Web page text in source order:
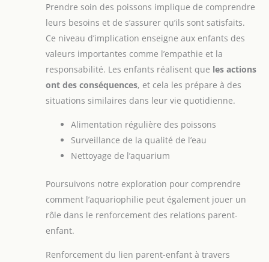
Prendre soin des poissons implique de comprendre
leurs besoins et de s’assurer qu’ils sont satisfaits.
Ce niveau d’implication enseigne aux enfants des
valeurs importantes comme l’empathie et la
responsabilité. Les enfants réalisent que les actions
ont des conséquences, et cela les prépare à des
situations similaires dans leur vie quotidienne.
Alimentation régulière des poissons
Surveillance de la qualité de l’eau
Nettoyage de l’aquarium
Poursuivons notre exploration pour comprendre
comment l’aquariophilie peut également jouer un
rôle dans le renforcement des relations parent-
enfant.
Renforcement du lien parent-enfant à travers